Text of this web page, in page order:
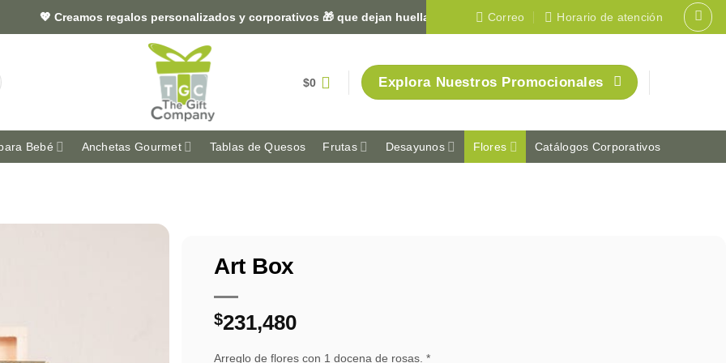
💖 Creamos regalos personalizados y corporativos 🎁 que dejan huella en Colombia 🇨🇴 Correo Horario de atención
$0 Explora Nuestros Promocionales
Bebé Anchetas Gourmet Tablas de Quesos Frutas Desayunos Flores Catálogos Corporativos
Art Box
$231,480
Arreglo de flores con 1 docena de rosas. *